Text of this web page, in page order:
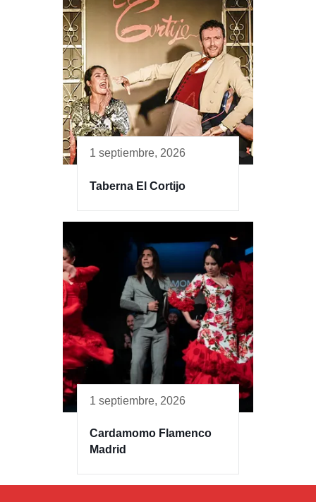
1 septiembre, 2026
Taberna El Cortijo
1 septiembre, 2026
Cardamomo Flamenco
Madrid